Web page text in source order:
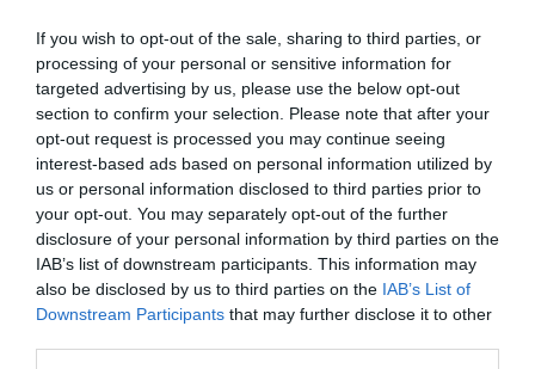
If you wish to opt-out of the sale, sharing to third parties, or
processing of your personal or sensitive information for
targeted advertising by us, please use the below opt-out
section to confirm your selection. Please note that after your
opt-out request is processed you may continue seeing
interest-based ads based on personal information utilized by
us or personal information disclosed to third parties prior to
your opt-out. You may separately opt-out of the further
disclosure of your personal information by third parties on the
IAB’s list of downstream participants. This information may
also be disclosed by us to third parties on the IAB’s List of
Downstream Participants that may further disclose it to other